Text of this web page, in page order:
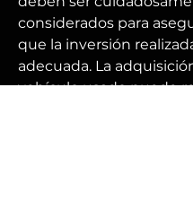
considerados para
que la inversión
adecuada. La
vehículo usado puede